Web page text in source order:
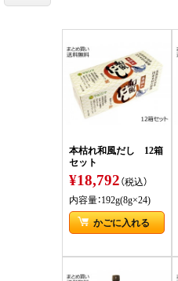
本枯れ和風だし 12箱
セット
¥18,792（税込）
内容量：192g(8g×24)
かごに入れる